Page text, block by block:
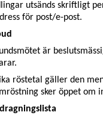
utsänds skriftligt
för post/e-post.
är
röstetal gäller den
sker öppet om